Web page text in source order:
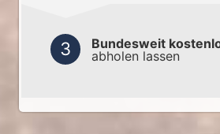
Bundesweit
abholen lassen